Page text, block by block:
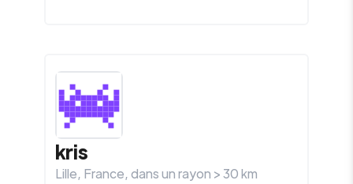
kris
Lille, France, dans un rayon >30km